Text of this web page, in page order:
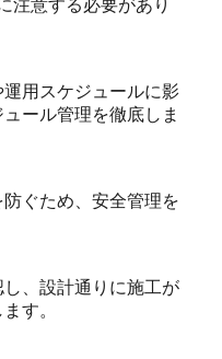
注意する必要があり
用スケジュールに影
ール管理を徹底しま
ぐため、安全管理を
、設計通りに施工が
す。